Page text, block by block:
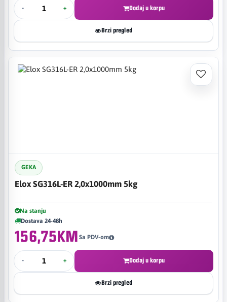
- + Dodaj u korpu
Brzi pregled
GEKA
Elox SG316L-ER 2,0x1000mm 5kg
Na stanju
Dostava 24-48h
156,75KM Sa PDV-om
- + Dodaj u korpu
Brzi pregled